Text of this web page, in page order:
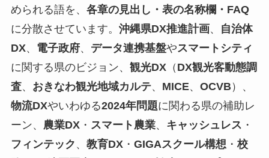
められる語を、 各章の見出し・表の名称欄・FAQ
に分散させています。 沖縄県DX推進計画、
自治体
DX、 電子政府、 データ連携基盤やスマートシティ
に関する県のビジョン、 観光DX（ DX観光客動態調
査、 おきなわ観光地域カルテ、 MICE、 OCVB）、
物流DXやいわゆる2024年問題に関わる県の補助レ
ーン、 農業DX・ スマート農業、 キャッシュレス ・
フィンテック 、 教育DX・ GIGAスクール構想・ 校